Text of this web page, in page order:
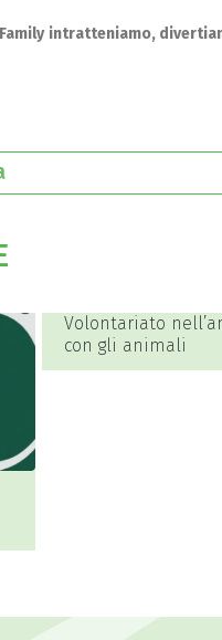
intratteniamo,
Volontariato
con gli animali